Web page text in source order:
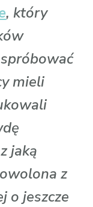
, który
mieli
jaką
z
o jeszcze